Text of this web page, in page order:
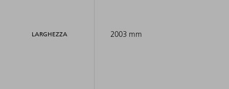
LARGHEZZA 2003 mm